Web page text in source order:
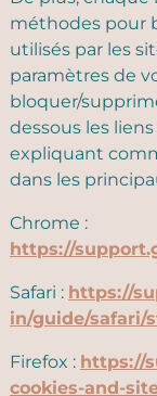
méthodes pour
utilisés par les
paramètres de
bloquer/
dessous les
expliquant
dans les
Chrome :
https://
Safari : https://
in/guide/safari/
Firefox : https://
cookies-and-